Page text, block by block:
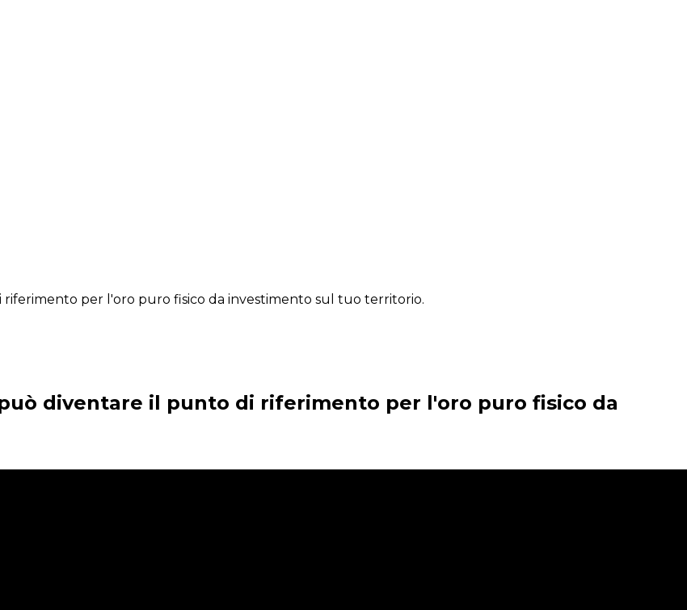
per l'oro puro fisico da investimento sul tuo territorio.
diventare il punto di riferimento per l'oro puro fisico da